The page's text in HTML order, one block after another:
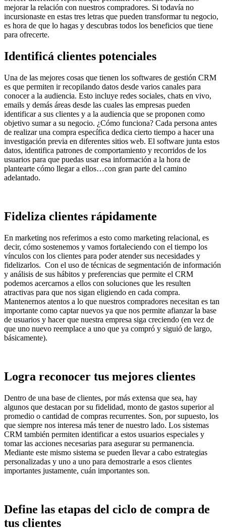
mejorar la relación con nuestros compradores. Si todavía no
incursionaste en estas tres letras que pueden transformar tu negocio,
es hora de que lo hagas y descubras todos los beneficios que tiene
para ofrecerte.
Identificá clientes potenciales
Una de las mejores cosas que tienen los softwares de gestión CRM
es que permiten ir recopilando datos desde varios canales para
conocer a la audiencia. Esto incluye redes sociales, chats en vivo,
emails y demás áreas desde las cuales las empresas pueden
identificar a sus clientes y a la audiencia que se proponen como
objetivo sumar a su negocio. ¿Cómo funciona? Cada persona antes
de realizar una compra específica dedica cierto tiempo a hacer una
investigación previa en diferentes sitios web. El software junta estos
datos, identifica patrones de comportamiento y recorridos de los
usuarios para que puedas usar esa información a la hora de
plantearte cómo llegar a ellos…con gran parte del camino
adelantado.
Fideliza clientes rápidamente
En marketing nos referimos a esto como marketing relacional, es
decir, cómo sostenemos y vamos fortaleciendo con el tiempo los
vínculos con los clientes para poder atender sus necesidades y
fidelizarlos. Con el uso de técnicas de segmentación de información
y análisis de sus hábitos y preferencias que permite el CRM
podemos acercarnos a ellos con soluciones que les resulten
atractivas para que nos sigan eligiendo en cada compra.
Mantenernos atentos a lo que nuestros compradores necesitan es tan
importante como captar nuevos ya que nos permite afianzar la base
de usuarios y hacer que nuestra empresa siga creciendo (en vez de
que uno nuevo reemplace a uno que ya compró y siguió de largo,
básicamente).
Logra reconocer tus mejores clientes
Dentro de una base de clientes, por más extensa que sea, hay
algunos que destacan por su fidelidad, monto de gastos superior al
promedio o cantidad de compras recurrentes. Son, por supuesto, los
que siempre nos interesa más tener de nuestro lado. Los sistemas
CRM también permiten identificar a estos usuarios especiales y
tomar las acciones necesarias para asegurar su permanencia.
Mediante este mismo sistema se pueden llevar a cabo estrategias
personalizadas y uno a uno para demostrarle a esos clientes
importantes justamente, cuán importantes son.
Define las etapas del ciclo de compra de
tus clientes